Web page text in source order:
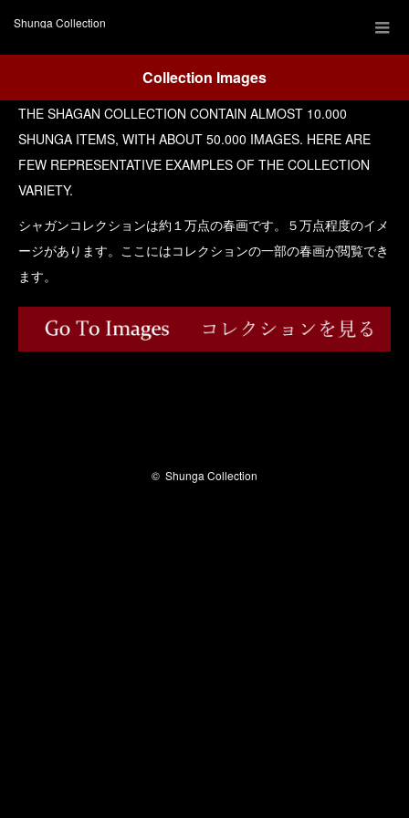
Shunga Collection
Collection Images
THE SHAGAN COLLECTION CONTAIN ALMOST 10.000
SHUNGA ITEMS, WITH ABOUT 50.000 IMAGES. HERE ARE
FEW REPRESENTATIVE EXAMPLES OF THE COLLECTION
VARIETY.
シャガンコレクションは約１万点の春画です。５万点程度のイメ
ージがあります。ここにはコレクションの一部の春画が閲覧でき
ます。
© Shunga Collection